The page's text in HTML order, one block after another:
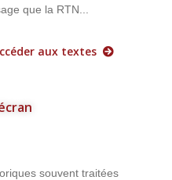
que la RTN...
aux textes
souvent traitées